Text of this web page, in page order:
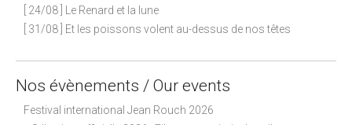
[ 24/08 ] Le Renard et la lune
[ 31/08 ] Et les poissons volent au-dessus de nos têtes
Nos évènements / Our events
Festival international Jean Rouch 2026